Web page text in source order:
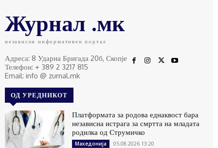
Журнал .мк
независен информативен портал
Адреса: 8 Ударна Бригада 20б, Скопје
Телефон: + 389 2 3217 815
Email: info @ zurnal.mk
ОД УРЕДНИКОТ
Платформата за родова еднаквост бара
независна истрага за смртта на младата
родилка од Струмичко
Македонија 05.08.2026 13:20